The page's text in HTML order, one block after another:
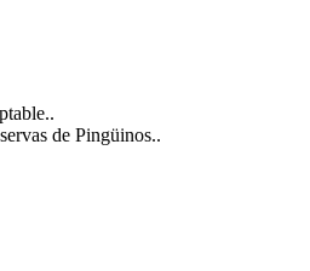
de Pingüinos..